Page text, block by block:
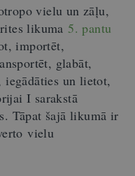
vielu un zāļu,
likuma 5. pantu
importēt,
glabāt,
un lietot,
I sarakstā
Tāpat šajā likumā ir
vielu